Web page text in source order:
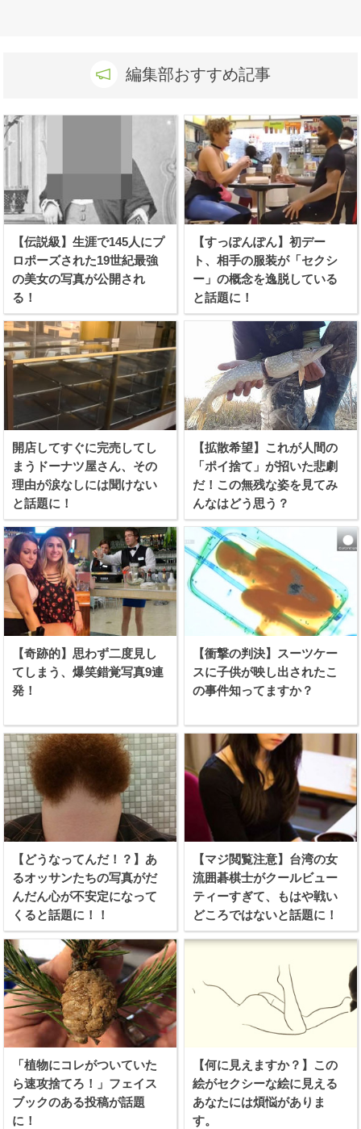
編集部おすすめ記事
【伝説級】生涯で145人にプ
ロポーズされた19世紀最強
の美女の写真が公開され
る！
【すっぽんぽん】初デー
ト、相手の服装が「セクシ
ー」の概念を逸脱している
と話題に！
開店してすぐに完売してし
まうドーナツ屋さん、その
理由が涙なしには聞けない
と話題に！
【拡散希望】これが人間の
「ポイ捨て」が招いた悲劇
だ！この無残な姿を見てみ
んなはどう思う？
【奇跡的】思わず二度見し
てしまう、爆笑錯覚写真9連
発！
【衝撃の判決】スーツケー
スに子供が映し出されたこ
の事件知ってますか？
【どうなってんだ！？】あ
るオッサンたちの写真がだ
んだん心が不安定になって
くると話題に！！
【マジ閲覧注意】台湾の女
流囲碁棋士がクールビュー
ティーすぎて、もはや戦い
どころではないと話題に！
「植物にコレがついていた
ら速攻捨てろ！」フェイス
ブックのある投稿が話題
に！
【何に見えますか？】この
絵がセクシーな絵に見える
あなたには煩悩がありま
す。